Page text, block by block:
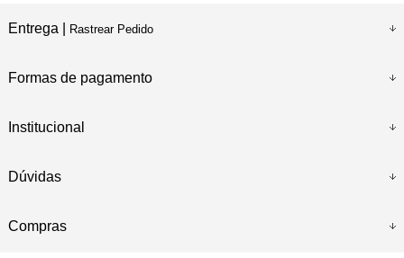
Entrega | Rastrear Pedido
Formas de pagamento
Institucional
Dúvidas
Compras